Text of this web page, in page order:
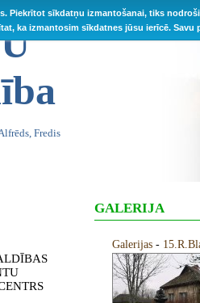
Piekrītot sīkdatņu izmantošanai, tiks
ka izmantosim sīkdatnes jūsu ierīcē.
Fredis
GALERIJA
Galerijas -